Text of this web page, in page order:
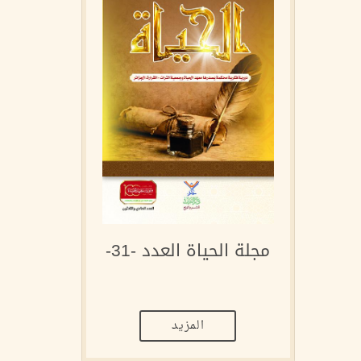
مجلة الحياة العدد -31-
المزيد